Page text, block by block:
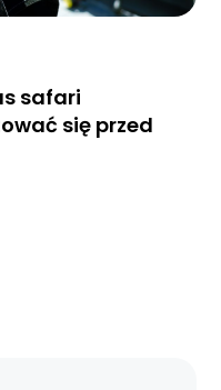
safari
się przed